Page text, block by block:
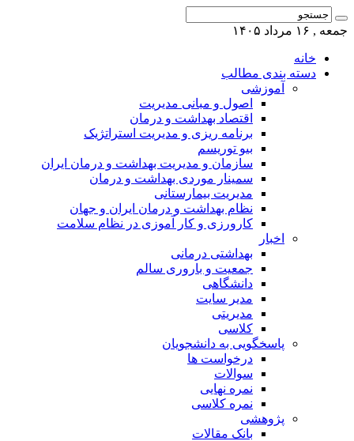
جمعه , ۱۶ مرداد ۱۴۰۵
خانه
دسته بندی مطالب
آموزشی
اصول و مبانی مدیریت
اقتصاد بهداشت و درمان
برنامه ریزی و مدیریت استراتژیک
بیو توریسم
سازمان و مدیریت بهداشت و درمان ایران
سمینار موردی بهداشت و درمان
مدیریت بیمارستانی
نظام بهداشت و درمان ایران و جهان
کارورزی و کار آموزی در نظام سلامت
اخبار
بهداشتی درمانی
جمعیت و باروری سالم
دانشگاهی
مدیر سایت
مدیریتی
کلاسی
پاسخگویی به دانشجویان
درخواست ها
سوالات
نمره نهایی
نمره کلاسی
پژوهشی
بانک مقالات